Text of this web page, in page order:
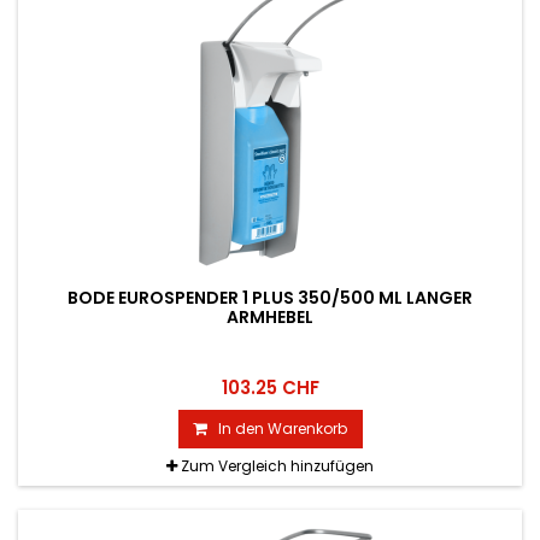
BODE EUROSPENDER 1 PLUS 350/500 ML LANGER
ARMHEBEL
103.25 CHF
In den Warenkorb
Zum Vergleich hinzufügen